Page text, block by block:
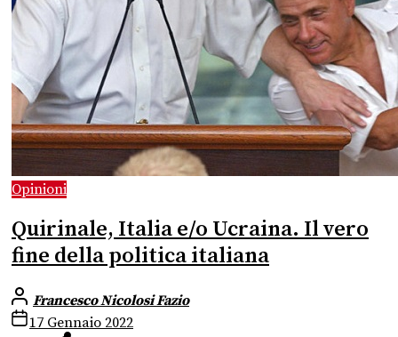
Opinioni
Quirinale, Italia e/o Ucraina. Il vero
fine della politica italiana
Francesco Nicolosi Fazio
17 Gennaio 2022